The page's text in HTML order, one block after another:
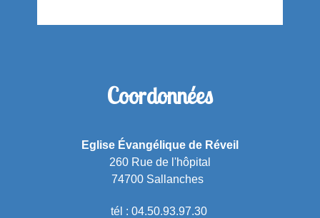
Coordonnées
Eglise Évangélique de Réveil
260 Rue de l'hôpital
74700 Sallanches
tél : 04.50.93.97.30